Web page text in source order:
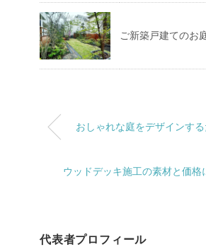
ご新築戸建てのお
おしゃれな庭をデザインする
ウッドデッキ施工の素材と価格
代表者プロフィール